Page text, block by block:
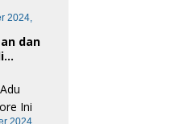
2024,
dan
2024,